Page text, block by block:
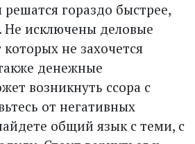
гораздо быстрее,
исключены деловые
не захочется
денежные
возникнуть ссора с
от негативных
общий язык с теми, с